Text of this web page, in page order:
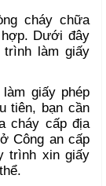
cháy chữa
Dưới đây
làm giấy
giấy phép
tiên, bạn cần
cháy cấp địa
Công an cấp
trình xin giấy